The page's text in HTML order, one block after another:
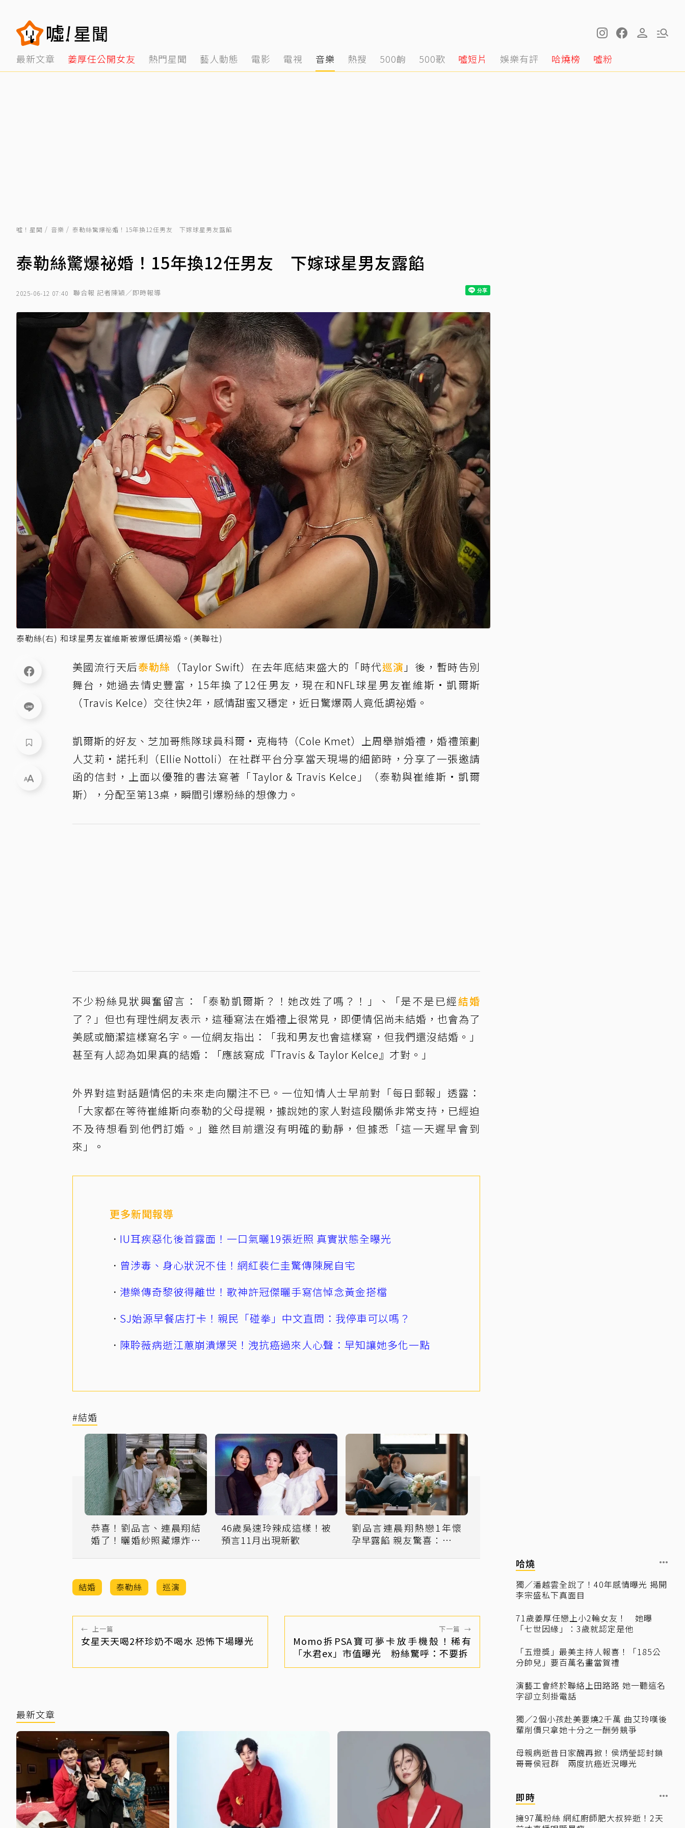
最新文章 姜厚任公開女友 熱門星聞 藝人動態 電影 電視 音樂 熱搜 500齣 500歌 噓短片 娛樂有評 哈燒榜 噓粉
噓！星聞 音樂 泰勒絲驚爆祕婚！15年換12任男友 下嫁球星男友露餡
泰勒絲驚爆祕婚！15年換12任男友 下嫁球星男友露餡
2025-06-12 07:40 聯合報 記者陳穎／即時報導
泰勒絲(右) 和球星男友崔維斯被爆低調祕婚。(美聯社)
美國流行天后泰勒絲 （Taylor Swift）在去年底結束盛大的「時代巡演 」後，暫時告別
舞台，她過去情史豐富，15年換了12任男友，現在和NFL球星男友崔維斯·凱爾斯
（Travis Kelce）交往快2年，感情甜蜜又穩定，近日驚爆兩人竟低調祕婚。
凱爾斯的好友、芝加哥熊隊球員科爾·克梅特（Cole Kmet）上周舉辦婚禮，婚禮策劃
人艾莉·諾托利（Ellie Nottoli）在社群平台分享當天現場的細節時，分享了一張邀請
函的信封，上面以優雅的書法寫著「Taylor & Travis Kelce」（泰勒與崔維斯·凱爾
斯），分配至第13桌，瞬間引爆粉絲的想像力。
不少粉絲見狀興奮留言：「泰勒凱爾斯？！她改姓了嗎？！」、「是不是已經結婚
了？」但也有理性網友表示，這種寫法在婚禮上很常見，即便情侶尚未結婚，也會為了
美感或簡潔這樣寫名字。一位網友指出：「我和男友也會這樣寫，但我們還沒結婚。」
甚至有人認為如果真的結婚：「應該寫成『Travis & Taylor Kelce』才對。」
外界對這對話題情侶的未來走向關注不已。一位知情人士早前對「每日郵報」透露：
「大家都在等待崔維斯向泰勒的父母提親，據說她的家人對這段關係非常支持，已經迫
不及待想看到他們訂婚。」雖然目前還沒有明確的動靜，但據悉「這一天遲早會到
來」。
更多新聞報導
IU耳疾惡化後首露面！一口氣曬19張近照 真實狀態全曝光
曾涉毒、身心狀況不佳！網紅裴仁圭驚傳陳屍自宅
港樂傳奇黎彼得離世！歌神許冠傑曬手寫信悼念黃金搭檔
SJ始源早餐店打卡！親民「碰拳」中文直問：我停車可以嗎？
陳聆薇病逝江蕙崩潰爆哭！洩抗癌過來人心聲：早知讓她多化一點
#結婚
恭喜！劉品言、連晨翔結
婚了！曬婚紗照藏爆炸宣
46歲吳速玲辣成這樣！被
預言11月出現新歡
劉品言連晨翔熱戀1年懷
孕早露餡 親友驚喜：快狠
結婚 泰勒絲 巡演
← 上一篇
女星天天喝2杯珍奶不喝水 恐怖下場曝光
下一篇 →
Momo拆PSA寶可夢卡放手機殼！稀有
「水君ex」市值曝光 粉絲驚呼：不要拆
最新文章
哈燒
獨／潘越雲全說了！40年感情曝光 揭開
李宗盛私下真面目
71歲姜厚任戀上小2輪女友！ 她曝
「七世因緣」：3歲就認定是他
「五燈獎」最美主持人報喜！「185公
分帥兒」要百萬名畫當賀禮
演藝工會終於聯絡上田路路 她一聽這名
字卻立刻掛電話
獨／2個小孩赴美要燒2千萬 曲艾玲嘆後
輩削價只拿她十分之一酬勞競爭
母親病逝昔日家醜再掀！侯炳瑩認封鎖
哥哥侯冠群 兩度抗癌近況曝光
即時
擁97萬粉絲 網紅廚師肥大叔猝逝！2天